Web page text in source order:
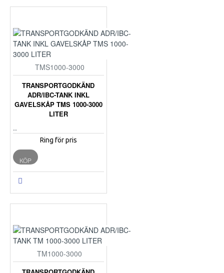
TMS1000-3000
TRANSPORTGODKÄND
ADR/IBC-TANK INKL
GAVELSKÅP TMS 1000-3000
LITER
..
Ring för pris
KÖP
TM1000-3000